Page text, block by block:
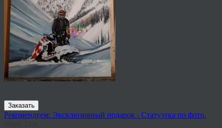
Заказать
Рекомендуем: Эксклюзивный подарок - Статуэтка по фото.